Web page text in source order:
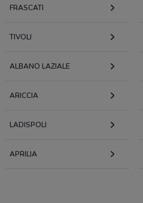
FRASCATI
TIVOLI
ALBANO LAZIALE
ARICCIA
LADISPOLI
APRILIA